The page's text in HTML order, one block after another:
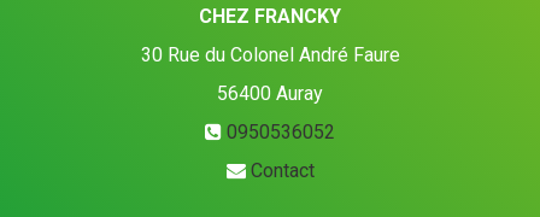
CHEZ FRANCKY
30 Rue du Colonel André Faure
56400 Auray
0950536052
Contact